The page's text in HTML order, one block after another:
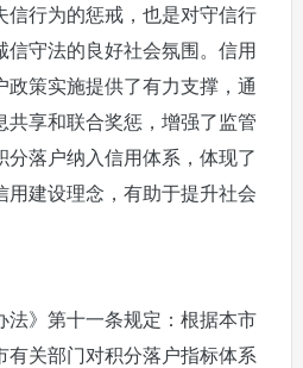
信行为的惩戒，也是对守信行
信守法的良好社会氛围。信用
策实施提供了有力支撑，通
共享和联合奖惩，增强了监管
分落户纳入信用体系，体现了
用建设理念，有助于提升社会
法》第十一条规定：根据本市
有关部门对积分落户指标体系